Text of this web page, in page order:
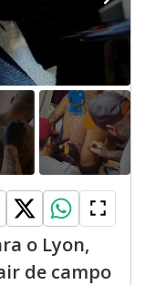
o Lyon,
de campo